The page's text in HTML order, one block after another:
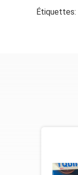
Étiquettes: